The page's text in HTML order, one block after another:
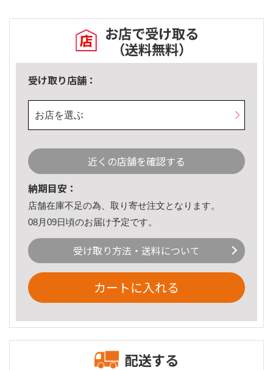
お店で受け取る
（送料無料）
受け取り店舗：
お店を選ぶ
近くの店舗を確認する
納期目安：
店舗在庫不足の為、取り寄せ注文となります。
08月09日頃のお届け予定です。
受け取り方法・送料について
カートに入れる
配送する